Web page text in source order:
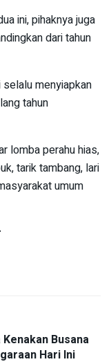
ini, pihaknya juga
dari tahun
selalu menyiapkan
tahun
lomba perahu hias,
tarik tambang, lari
umum
Busana
Hari Ini